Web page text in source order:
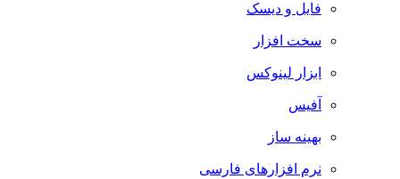
فایل و دیسک
سخت افزار
ابزار لینوکس
آفیس
بهینه ساز
نرم افزارهای فارسی